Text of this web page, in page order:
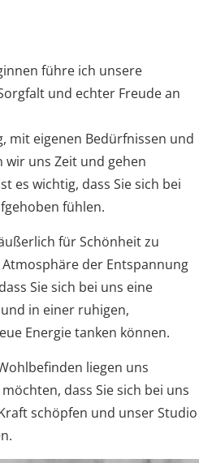
führe ich unsere
und echter Freude an
mit eigenen Bedürfnissen und
wir uns Zeit und gehen
es wichtig, dass Sie sich bei
fühlen.
für Schönheit zu
der Entspannung
Sie sich bei uns eine
in einer ruhigen,
Energie tanken können.
liegen uns
dass Sie sich bei uns
schöpfen und unser Studio